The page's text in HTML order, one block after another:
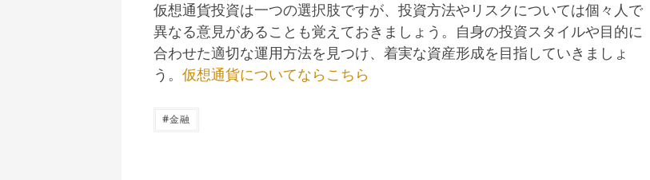
仮想通貨投資は一つの選択肢ですが、投資方法やリスクについては個々人で
異なる意見があることも覚えておきましょう。自身の投資スタイルや目的に
合わせた適切な運用方法を見つけ、着実な資産形成を目指していきましょ
う。 仮想通貨についてならこちら
#金融